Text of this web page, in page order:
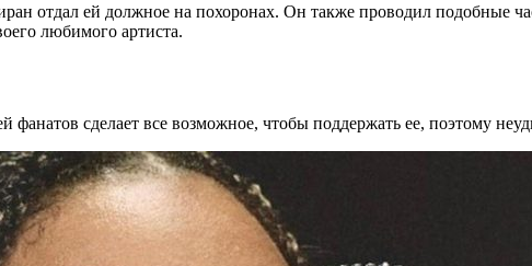
отдал ей должное на похоронах. Он также проводил подобные
любимого артиста.
сделает все возможное, чтобы поддержать ее, поэтому